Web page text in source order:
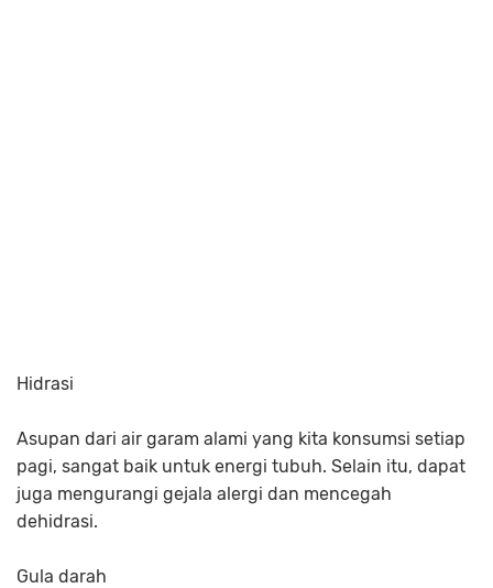
Hidrasi
Asupan dari air garam alami yang kita konsumsi setiap
pagi, sangat baik untuk energi tubuh. Selain itu, dapat
juga mengurangi gejala alergi dan mencegah
dehidrasi.
Gula darah